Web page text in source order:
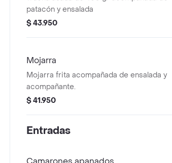
patacón y ensalada
$ 43.950
Mojarra
Mojarra frita acompañada de ensalada y
acompañante.
$ 41.950
Entradas